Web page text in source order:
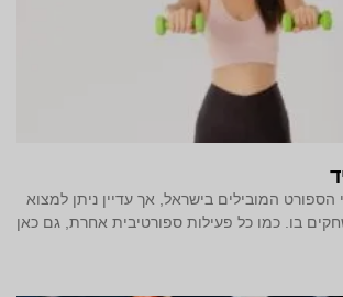
הספורט המובילים בישראל, אך עדיין ניתן למצוא
בו. כמו כל פעילות ספורטיבית אחרת, גם כאן